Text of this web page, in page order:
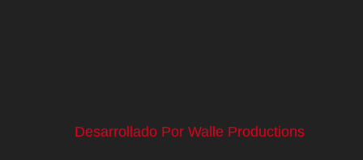
Desarrollado Por Walle Productions